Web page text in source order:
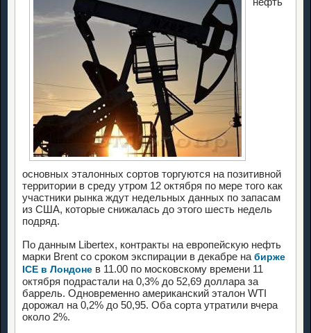
основных эталонных сортов торгуются на позитивной
территории в среду утром 12 октября по мере того как
участники рынка ждут недельных данных по запасам
из США, которые снижалась до этого шесть недель
подряд.
По данным Libertex, контракты на европейскую нефть
марки Brent со сроком экспирации в декабре на бирже
ICE в Лондоне в 11.00 по московскому времени 11
октября подрастали на 0,3% до 52,69 доллара за
баррель. Одновременно американский эталон WTI
дорожал на 0,2% до 50,95. Оба сорта утратили вчера
около 2%.